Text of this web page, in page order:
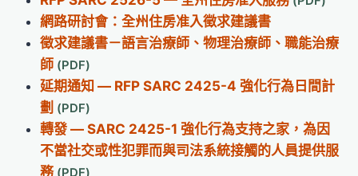
網路研討會：全州住房准入徵求建議書
徵求建議書－語言治療師、物理治療師、職能治療
師
延期通知 — RFP SARC 2425-4 強化行為日間計
劃
轉發 — SARC 2425-1 強化行為支持之家，為因
不當社交或性犯罪而與司法系統接觸的人員提供服
務